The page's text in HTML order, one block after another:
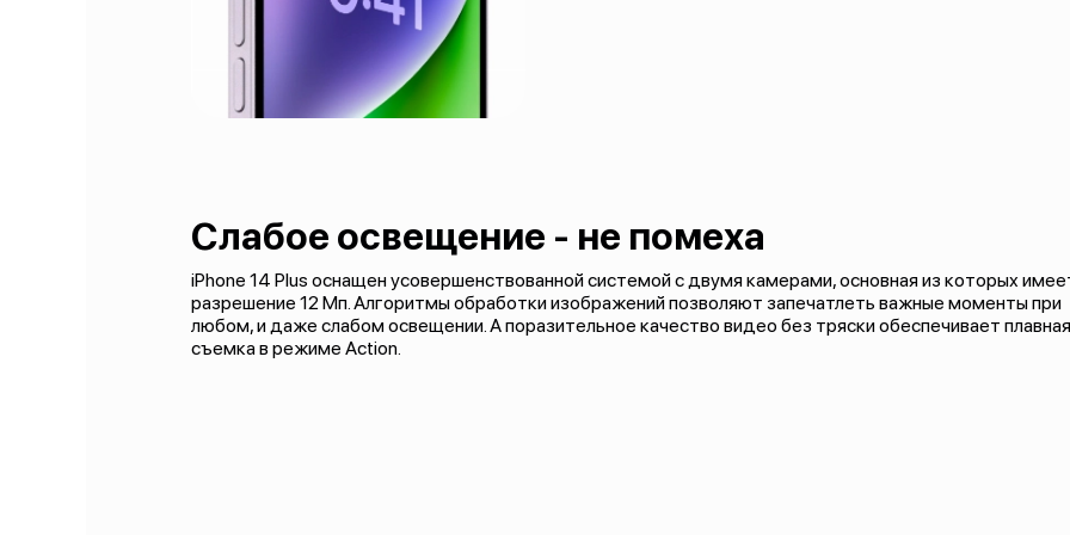
Слабое освещение - не помеха
iPhone 14 Plus оснащен усовершенствованной системой с двумя камерами, основная из которых
разрешение 12 Мп. Алгоритмы обработки изображений позволяют запечатлеть важные моменты при
любом, и даже слабом освещении. А поразительное качество видео без тряски обеспечивает плавная
съемка в режиме Action.